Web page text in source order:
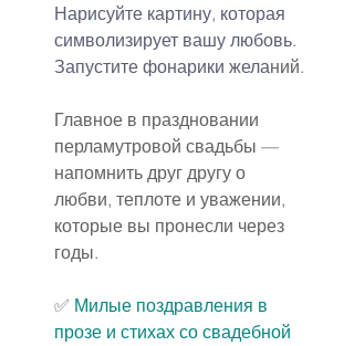
Нарисуйте картину, которая
символизирует вашу любовь.
Запустите фонарики желаний.
Главное в праздновании
перламутровой свадьбы —
напомнить друг другу о
любви, теплоте и уважении,
которые вы пронесли через
годы.
✅ Милые поздравления в
прозе и стихах со свадебной